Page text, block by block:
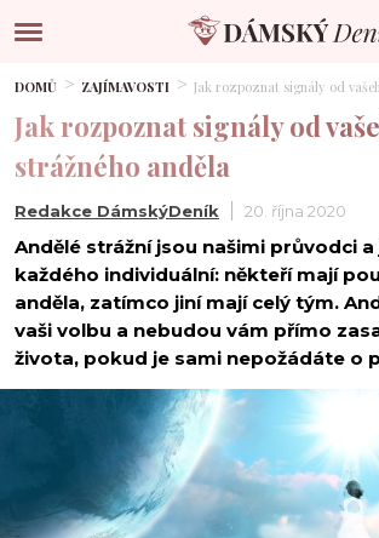
DOMŮ ZAJÍMAVOSTI Jak rozpoznat signály od
Jak rozpoznat signály od
strážného anděla
Redakce DámskýDeník 20. října 2020
Andělé strážní jsou našimi průvodci
každého individuální: někteří mají
anděla, zatímco jiní mají celý tým.
vaši volbu a nebudou vám přímo
života, pokud je sami nepožádáte o